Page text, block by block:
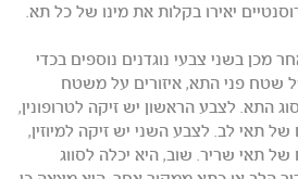
בשני צבעי נוגדנים נוספים בכדי
שטח פני התא, איזורים על משטח
התא. לצבע הראשון יש זיקה לטרופונין,
תאי לב. לצבע השני יש זיקה למיוזין,
תאי שריר. שוב, היא יכלה לסווג